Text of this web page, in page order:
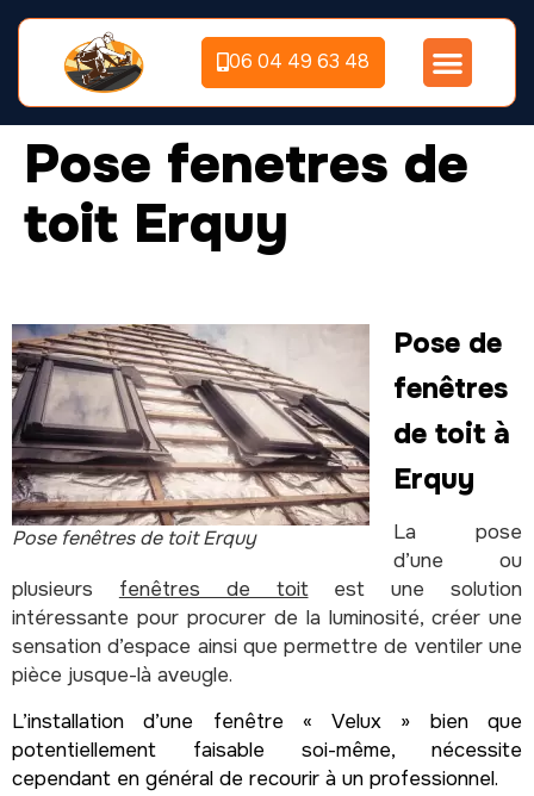
06 04 49 63 48
Pose fenetres de
toit Erquy
Pose fenêtres de toit Erquy
Pose de
fenêtres
de toit à
Erquy
La pose
d’une ou
plusieurs fenêtres de toitest une solution
intéressante pour procurer de la luminosité, créer une
sensation d’espace ainsi que permettre de ventiler une
pièce jusque-là aveugle.
L’installation d’une fenêtre « Velux » bien que
potentiellement faisable soi-même, nécessite
cependant en général de recourir à un professionnel.